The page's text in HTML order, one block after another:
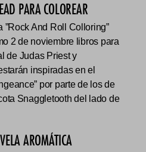
PARA COLOREAR
”Rock And Roll Colloring”
2 de noviembre libros para
de Judas Priest y
inspiradas en el
por parte de los de
Snaggletooth del lado de
AROMÁTICA